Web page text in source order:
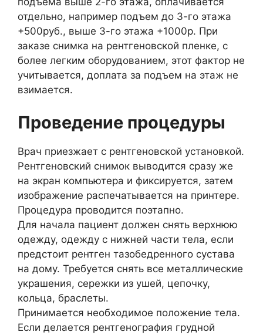
отдельно, например подъем до 3-го этажа
+500руб., выше 3-го этажа +1000р. При
заказе снимка на рентгеновской пленке, с
более легким оборудованием, этот фактор не
учитывается, доплата за подъем на этаж не
взимается.
Проведение процедуры
Врач приезжает с рентгеновской установкой.
Рентгеновский снимок выводится сразу же
на экран компьютера и фиксируется, затем
изображение распечатывается на принтере.
Процедура проводится поэтапно.
Для начала пациент должен снять верхнюю
одежду, одежду с нижней части тела, если
предстоит рентген тазобедренного сустава
на дому. Требуется снять все металлические
украшения, сережки из ушей, цепочку,
кольца, браслеты.
Принимается необходимое положение тела.
Если делается рентгенография грудной